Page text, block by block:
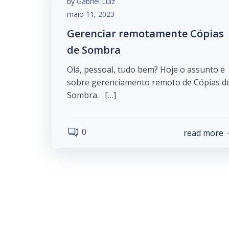
maio 11, 2023
Gerenciar remotamente Cópias
de Sombra
Olá, pessoal, tudo bem? Hoje o assunto e
sobre gerenciamento remoto de Cópias
Sombra. […]
0 read more